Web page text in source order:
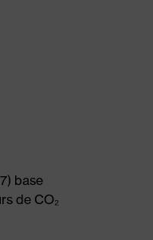
base
de CO₂